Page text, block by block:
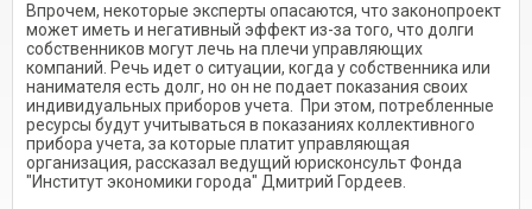
Впрочем, некоторые эксперты опасаются, что законопроект
может иметь и негативный эффект из-за того, что долги
собственников могут лечь на плечи управляющих
компаний. Речь идет о ситуации, когда у собственника или
нанимателя есть долг, но он не подает показания своих
индивидуальных приборов учета. При этом, потребленные
ресурсы будут учитываться в показаниях коллективного
прибора учета, за которые платит управляющая
организация, рассказал ведущий юрисконсульт Фонда
"Институт экономики города" Дмитрий Гордеев.